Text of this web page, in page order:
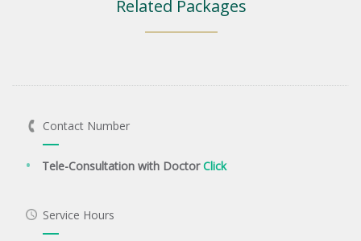
Related Packages
Contact Number
Tele-Consultation with DoctorClick
Service Hours